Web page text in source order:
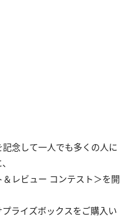
記念して一人でも多くの人に
レビュー コンテスト＞を開
ライズボックスをご購入い